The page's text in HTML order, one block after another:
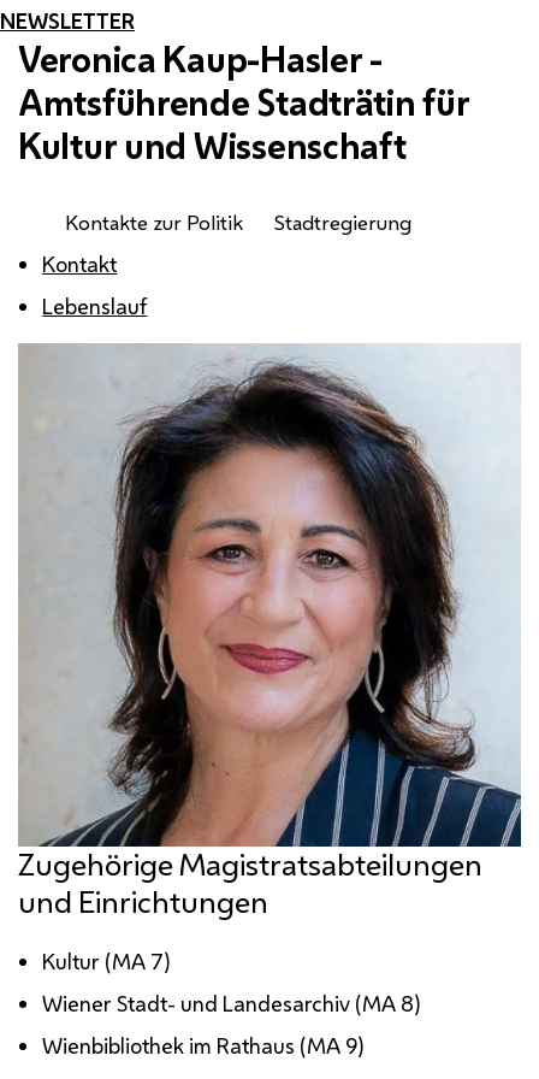
NEWSLETTER
Veronica Kaup-Hasler -
Amtsführende Stadträtin für
Kultur und Wissenschaft
Kontakte zur Politik Stadtregierung
Kontakt
Lebenslauf
Zugehörige Magistratsabteilungen
und Einrichtungen
Kultur (MA 7)
Wiener Stadt- und Landesarchiv (MA 8)
Wienbibliothek im Rathaus (MA 9)